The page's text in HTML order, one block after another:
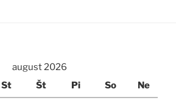
august 2026
St Št Pi So Ne